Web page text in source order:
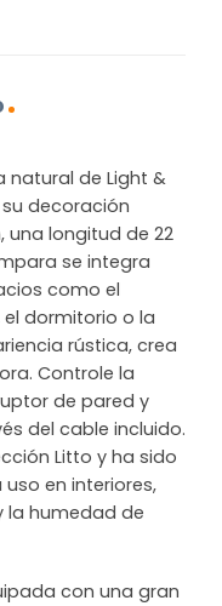
natural de Light &
decoración
una longitud de 22
se integra
como el
dormitorio o la
rústica, crea
Controle la
de pared y
del cable incluido.
Litto y ha sido
en interiores,
la humedad de
con una gran